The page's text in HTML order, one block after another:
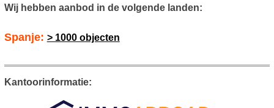
Wij hebben aanbod in de volgende landen:
Spanje: > 1000 objecten
Kantoorinformatie: